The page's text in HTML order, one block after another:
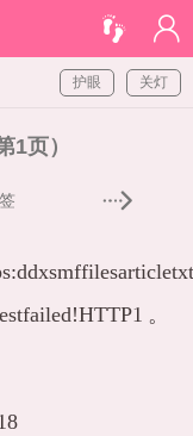
关灯
护眼
1页）
。